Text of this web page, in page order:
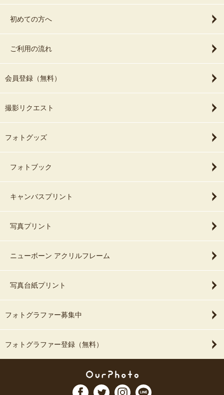
初めての方へ
ご利用の流れ
会員登録（無料）
撮影リクエスト
フォトグッズ
フォトブック
キャンバスプリント
写真プリント
ニューボーン アクリルフレーム
写真台紙プリント
フォトグラファー募集中
フォトグラファー登録（無料）